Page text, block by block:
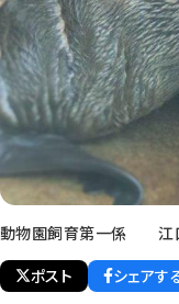
動物園飼育第一係
ポスト
シェアす